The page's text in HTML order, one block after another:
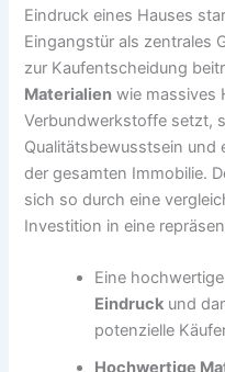
Eindruck eines Hauses
Eingangstür als zentrales
zur Kaufentscheidung
Materialien wie massives
Verbundwerkstoffe setzt,
Qualitätsbewusstsein und
der gesamten Immobilie.
sich so durch eine
Investition in eine
Eine
Eindruck und
potenzielle
Hochwertige